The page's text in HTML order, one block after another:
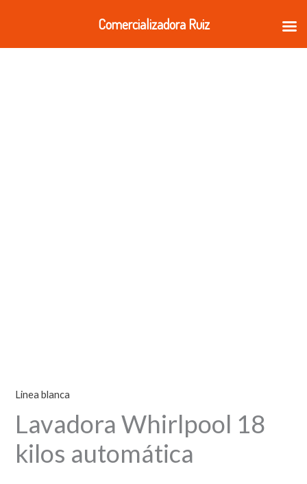
contenido
Linea blanca
Lavadora Whirlpool 18
kilos automática
Comercializadora Ruiz